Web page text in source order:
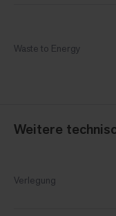
Waste to Energy
Weitere
Verlegung